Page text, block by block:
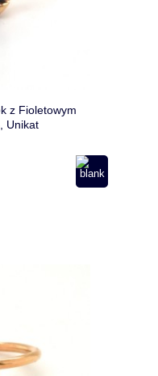
z Fioletowym
Unikat